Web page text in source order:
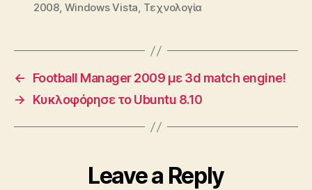
2008, Windows Vista, Τεχνολογία
←
Football Manager 2009 με 3d match engine!
→
Κυκλοφόρησε το Ubuntu 8.10
Leave a Reply